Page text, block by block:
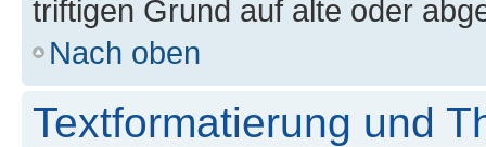
triftigen Grund auf alte oder
Nach oben
Textformatierung und